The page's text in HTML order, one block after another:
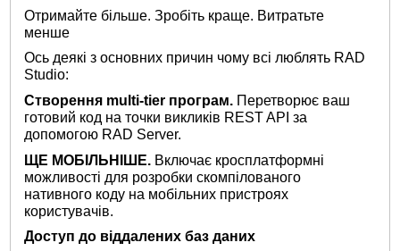
Отримайте більше. Зробіть краще. Витратьте
менше
Ось деякі з основних причин чому всі люблять RAD
Studio:
Створення multi-tier програм. Перетворює ваш
готовий код на точки викликів REST API за
допомогою RAD Server.
ЩЕ МОБІЛЬНІШЕ. Включає кросплатформні
можливості для розробки скомпілованого
нативного коду на мобільних пристроях
користувачів.
Доступ до віддалених баз даних